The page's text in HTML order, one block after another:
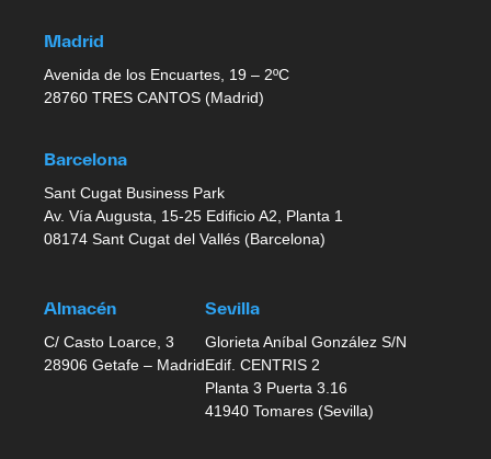
Madrid
Avenida de los Encuartes, 19 – 2ºC
28760 TRES CANTOS (Madrid)
Barcelona
Sant Cugat Business Park
Av. Vía Augusta, 15-25 Edificio A2, Planta 1
08174 Sant Cugat del Vallés (Barcelona)
Almacén
C/ Casto Loarce, 3
28906 Getafe – Madrid
Sevilla
Glorieta Aníbal González S/N
Edif. CENTRIS 2
Planta 3 Puerta 3.16
41940 Tomares (Sevilla)